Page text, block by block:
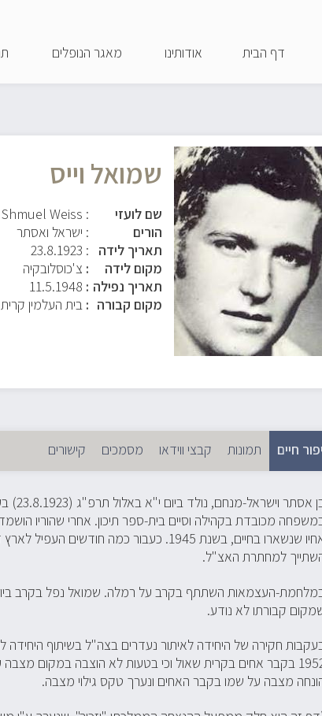
העיקרי
דף הבית אודותינו מאגר הנופלים
שמואל וייס
שם לועזי
: Shmuel Weiss
הורים
: ישראל ואסתר
תאריך לידה
:
23.8.1923
מקום לידה
צ'כוסלובקיה
תאריך נפילה
11.5.1948
מקום קבורה
בית העלמין
חיים (לשונית פעילה)
תמונות קבצי ווידאו מסמכים קישורים
בן
מכובדת בקהילה וסיים בית-ספר תיכון. אחרי שהוריו
אחיו שנשארו בחיים, בשנת 1945. כעבור כמה
למחתרת האצ"ל.
קבורתו לא נודע.
חקירה של היחידה לאיתור נעדרים בצה"ל בשיתוף
מצבה על שמו בקבר האחים ונערך טקס גילוי מצבה.